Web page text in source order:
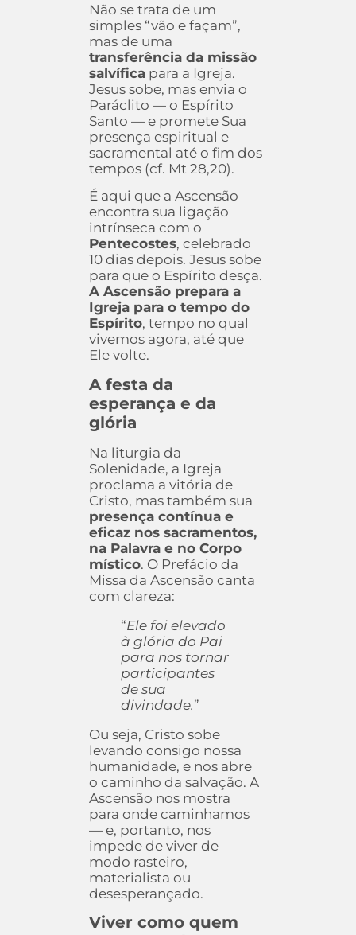
Não se trata de um
simples “vão e façam”,
mas de uma
transferência da missão
salvífica para a Igreja.
Jesus sobe, mas envia o
Paráclito — o Espírito
Santo — e promete Sua
presença espiritual e
sacramental até o fim dos
tempos (cf. Mt 28,20).
É aqui que a Ascensão
encontra sua ligação
intrínseca com o
Pentecostes, celebrado
10 dias depois. Jesus sobe
para que o Espírito desça.
A Ascensão prepara a
Igreja para o tempo do
Espírito, tempo no qual
vivemos agora, até que
Ele volte.
A festa da
esperança e da
glória
Na liturgia da
Solenidade, a Igreja
proclama a vitória de
Cristo, mas também sua
presença contínua e
eficaz nos sacramentos,
na Palavra e no Corpo
místico. O Prefácio da
Missa da Ascensão canta
com clareza:
“Ele foi elevado
à glória do Pai
para nos tornar
participantes
de sua
divindade.”
Ou seja, Cristo sobe
levando consigo nossa
humanidade, e nos abre
o caminho da salvação. A
Ascensão nos mostra
para onde caminhamos
— e, portanto, nos
impede de viver de
modo rasteiro,
materialista ou
desesperançado.
Viver como quem